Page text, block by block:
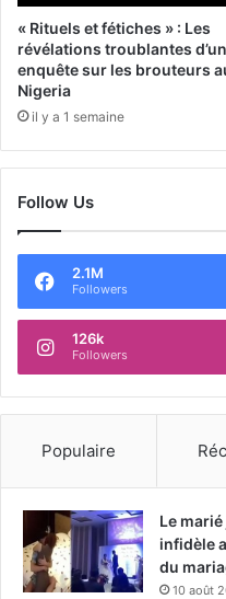
« Rituels et fétiches » : Les
révélations troublantes
enquête sur les brouteurs
Nigeria
il y a 1 semaine
Follow Us
2.1M
Followers
126k
Followers
Populaire
Le
infidèle
du
10 août